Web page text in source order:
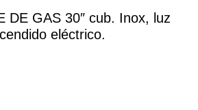
DE GAS 30″ cub. Inox, luz
eléctrico.